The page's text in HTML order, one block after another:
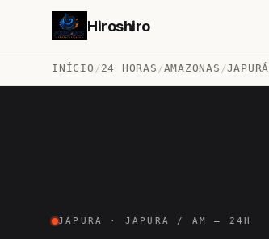
Hiroshiro
INÍCIO /24 HORAS /AMAZONAS /JAPURÁ
JAPURÁ · JAPURÁ / AM — 24H